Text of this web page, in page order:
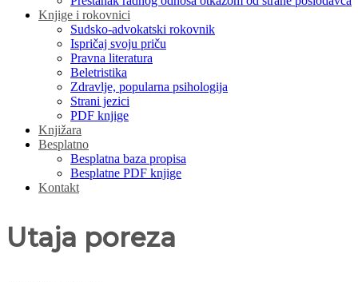
Knjige i rokovnici
Sudsko-advokatski rokovnik
Ispričaj svoju priču
Pravna literatura
Beletristika
Zdravlje, popularna psihologija
Strani jezici
PDF knjige
Knjižara
Besplatno
Besplatna baza propisa
Besplatne PDF knjige
Kontakt
Utaja poreza